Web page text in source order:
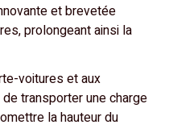
et brevetée
prolongeant ainsi la
voitures et aux
transporter une charge
la hauteur du